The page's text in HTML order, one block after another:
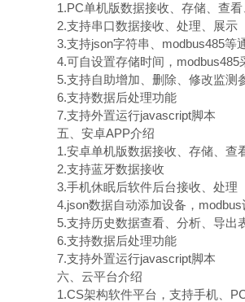
1.PC单机版数据接收、存储、查
2.支持串口数据接收、处理、展示
3.支持json字符串、modbus485等
4.可自设置存储时间，
5.支持自助增加、删除、修改监测
6.支持数据后处理功能
7.支持外置运行javascript脚本
五、安卓APP介绍
1.安卓单机版数据接收、存储、查
2.支持蓝牙数据接收
3.手机休眠后软件后台接收、处理
4.json数据自动添加设备，
5.支持历史数据查看、分析、导出
6.支持数据后处理功能
7.支持外置运行javascript脚本
六、云平台介绍
1.CS架构软件平台，支持手机、